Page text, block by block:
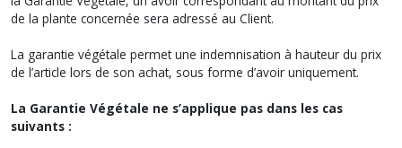
de la plante concernée sera adressé au Client.
La garantie végétale permet une indemnisation à hauteur du prix
de l’article lors de son achat, sous forme d’avoir uniquement.
La Garantie Végétale ne s’applique pas dans les cas
suivants :